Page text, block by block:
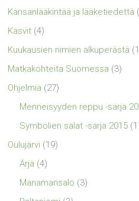
Kansanlääkintää ja lääketiedettä
Kasvit (4)
Kuukausien nimien alkuperästä
Matkakohteita Suomessa (3)
Ohjelmia (27)
Menneisyyden reppu -sarja
Symbolien salat -sarja 2015
Oulujärvi (19)
Ärjä (4)
Manamansalo (3)